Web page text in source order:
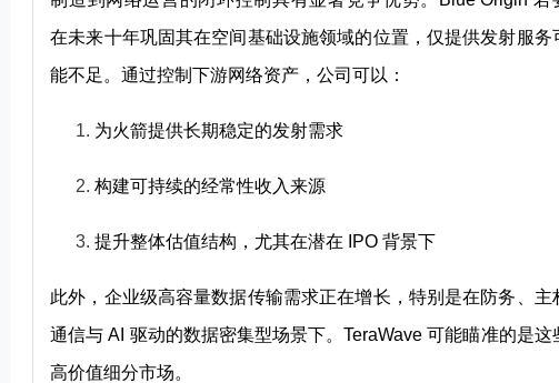
在未来十年巩固其在空间基础设施领域的位置，仅提供发射服务
能不足。通过控制下游网络资产，公司可以：
为火箭提供长期稳定的发射需求
构建可持续的经常性收入来源
提升整体估值结构，尤其在潜在 IPO 背景下
此外，企业级高容量数据传输需求正在增长，特别是在防务、主
通信与 AI 驱动的数据密集型场景下。TeraWave 可能瞄准的是这
高价值细分市场。